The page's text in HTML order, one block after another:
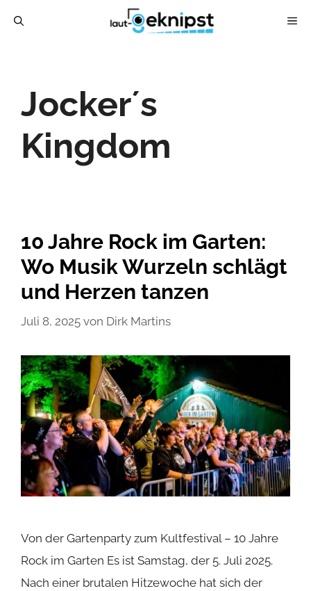
Jocker´s
Kingdom
10 Jahre Rock im Garten:
Wo Musik Wurzeln schlägt
und Herzen tanzen
Juli 8, 2025 von Dirk Martins
Von der Gartenparty zum Kultfestival – 10 Jahre
Rock im Garten Es ist Samstag, der 5. Juli 2025.
Nach einer brutalen Hitzewoche hat sich der